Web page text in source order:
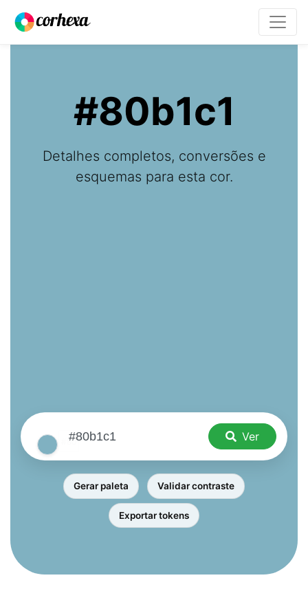
#80b1c1
Detalhes completos, conversões e
esquemas para esta cor.
Ver
Gerar paleta Validar contraste
Exportar tokens